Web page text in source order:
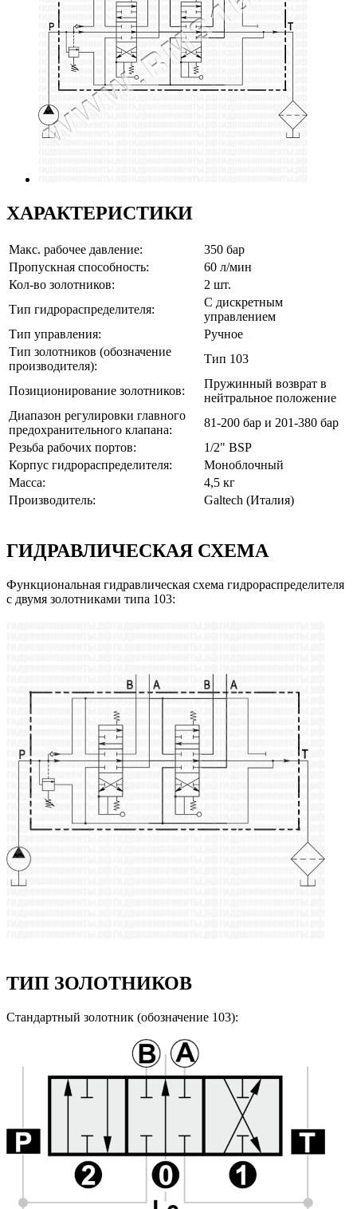
ХАРАКТЕРИСТИКИ
Макс. рабочее давление:
350 бар
Пропускная способность:
60 л/мин
Кол-во золотников:
2 шт.
Тип гидрораспределителя:
С дискретным
управлением
Тип управления:
Ручное
Тип золотников (обозначение
производителя):
Тип 103
Позиционирование золотников:
Пружинный возврат в
нейтральное положение
Диапазон регулировки главного
предохранительного клапана:
81-200 бар и 201-380 бар
Резьба рабочих портов:
1/2" BSP
Корпус гидрораспределителя:
Моноблочный
Масса:
4,5 кг
Производитель:
Galtech (Италия)
ГИДРАВЛИЧЕСКАЯ СХЕМА
Функциональная гидравлическая схема гидрораспределителя
с двумя золотниками типа 103:
ТИП ЗОЛОТНИКОВ
Стандартный золотник (обозначение 103):